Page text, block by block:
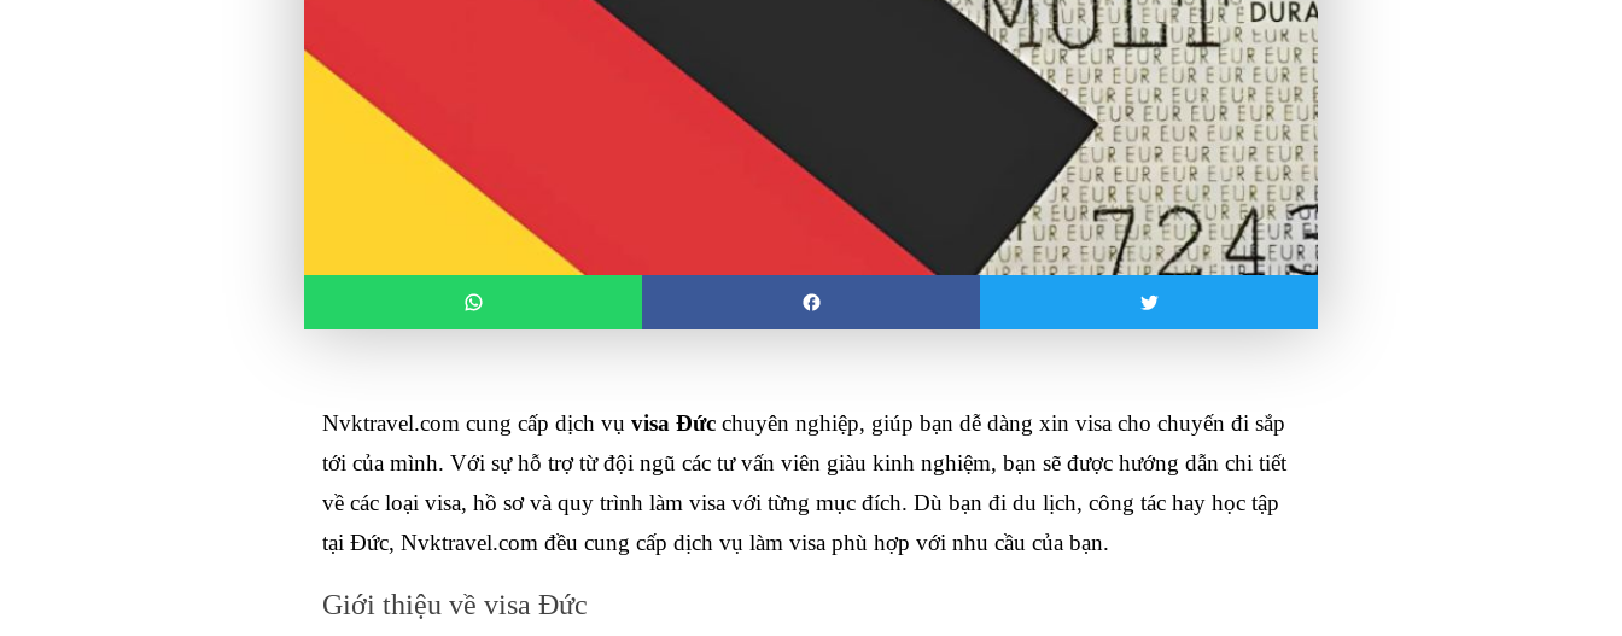
Nvktravel.com cung cấp dịch vụ visa Đức chuyên nghiệp, giúp bạn dễ dàng xin visa cho chuyến đi sắp
tới của mình. Với sự hỗ trợ từ đội ngũ các tư vấn viên giàu kinh nghiệm, bạn sẽ được hướng dẫn chi tiết
về các loại visa, hồ sơ và quy trình làm visa với từng mục đích. Dù bạn đi du lịch, công tác hay học tập
tại Đức, Nvktravel.com đều cung cấp dịch vụ làm visa phù hợp với nhu cầu của bạn.
Giới thiệu về visa Đức